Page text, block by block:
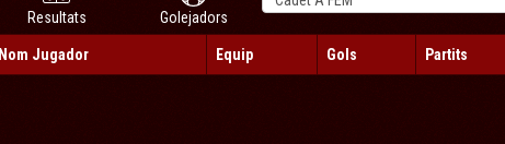
Resultats Golejadors
Nom Jugador Equip Gols Partits